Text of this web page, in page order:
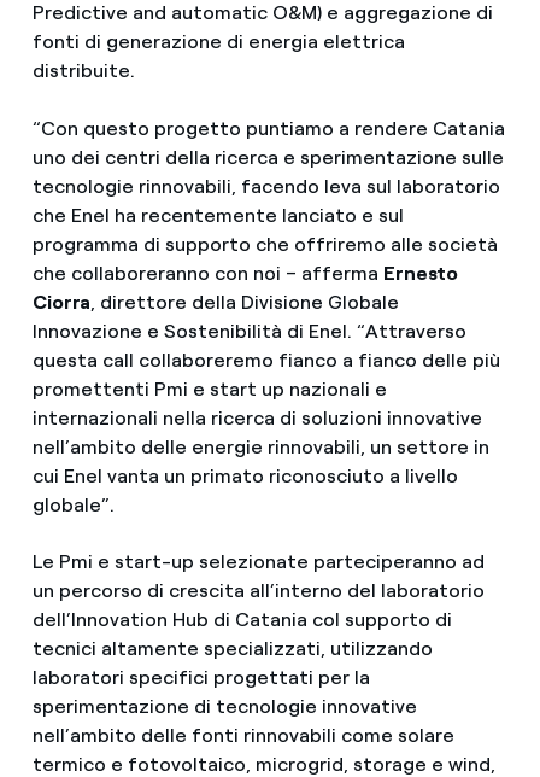
Predictive and automatic O&M) e aggregazione di
fonti di generazione di energia elettrica
distribuite.
“Con questo progetto puntiamo a rendere Catania
uno dei centri della ricerca e sperimentazione sulle
tecnologie rinnovabili, facendo leva sul laboratorio
che Enel ha recentemente lanciato e sul
programma di supporto che offriremo alle società
che collaboreranno con noi – afferma Ernesto
Ciorra , direttore della Divisione Globale
Innovazione e Sostenibilità di Enel. “Attraverso
questa call collaboreremo fianco a fianco delle più
promettenti Pmi e start up nazionali e
internazionali nella ricerca di soluzioni innovative
nell’ambito delle energie rinnovabili, un settore in
cui Enel vanta un primato riconosciuto a livello
globale”.
Le Pmi e start-up selezionate parteciperanno ad
un percorso di crescita all’interno del laboratorio
dell’Innovation Hub di Catania col supporto di
tecnici altamente specializzati, utilizzando
laboratori specifici progettati per la
sperimentazione di tecnologie innovative
nell’ambito delle fonti rinnovabili come solare
termico e fotovoltaico, microgrid, storage e wind,